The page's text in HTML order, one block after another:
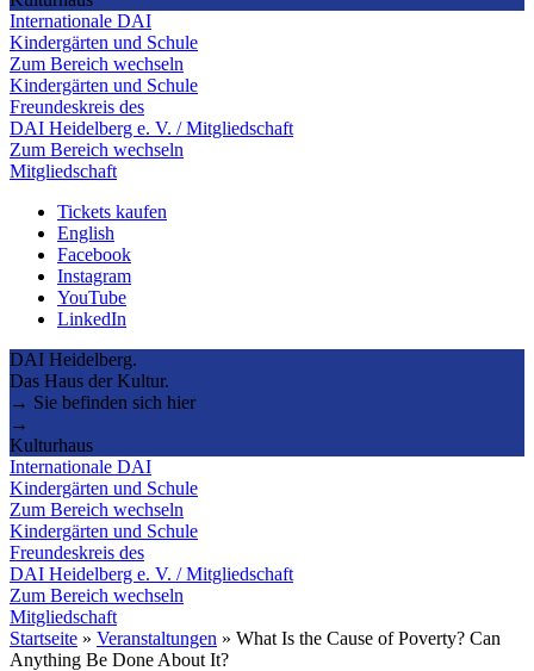
Internationale DAI
Kindergärten und Schule
Zum Bereich wechseln
Kindergärten und Schule
Freundeskreis des
DAI Heidelberg e. V. / Mitgliedschaft
Zum Bereich wechseln
Mitgliedschaft
Tickets kaufen
English
Facebook
Instagram
YouTube
LinkedIn
DAI Heidelberg.
Das Haus der Kultur.
→ Sie befinden sich hier
→
Kulturhaus
Internationale DAI
Kindergärten und Schule
Zum Bereich wechseln
Kindergärten und Schule
Freundeskreis des
DAI Heidelberg e. V. / Mitgliedschaft
Zum Bereich wechseln
Mitgliedschaft
Startseite » Veranstaltungen » What Is the Cause of Poverty? Can
Anything Be Done About It?